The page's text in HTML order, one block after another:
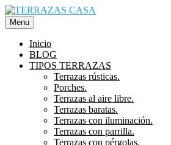
Saltar
al
contenido
Menu
Inicio
BLOG
TIPOS TERRAZAS
Terrazas rústicas.
Porches.
Terrazas al aire libre.
Terrazas baratas.
Terrazas con iluminación.
Terrazas con parrilla.
Terrazas con pérgolas.